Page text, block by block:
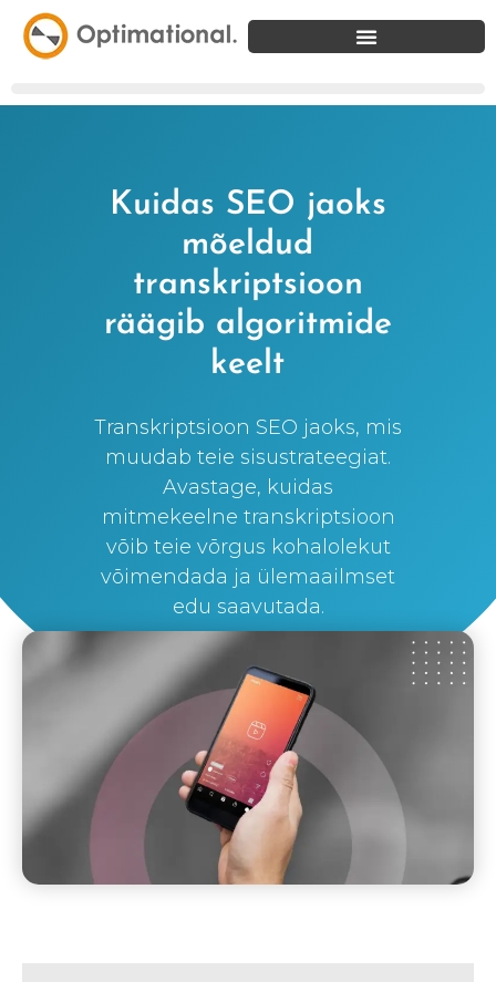
Kuidas SEO jaoks
mõeldud
transkriptsioon
räägib algoritmide
keelt
Transkriptsioon SEO jaoks, mis
muudab teie sisustrateegiat.
Avastage, kuidas
mitmekeelne transkriptsioon
võib teie võrgus kohalolekut
võimendada ja ülemaailmset
edu saavutada.
BySilvi Nunez